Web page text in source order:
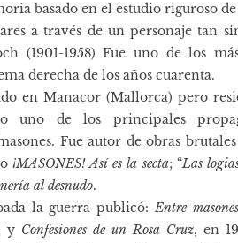
basado en el estudio riguroso
a través de un personaje tan
(1901-1958) Fue uno de los
derecha de los años cuarenta.
en Manacor (Mallorca) pero
uno de los principales
Fue autor de obras
¡MASONES! Así es la secta; “Las
al desnudo.
la guerra publicó:Entre
y Confesiones de un Rosa Cruz, en